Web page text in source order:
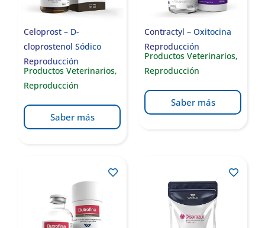
Celoprost – D-
cloprostenol Sódico
Reproducción
Productos Veterinarios,
Reproducción
Saber más
Contractyl – Oxitocina
Reproducción
Productos Veterinarios,
Reproducción
Saber más